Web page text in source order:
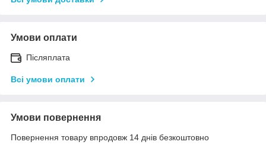
Умови оплати
Післяплата
Всі умови оплати
Умови повернення
Повернення товару впродовж 14 днів безкоштовно